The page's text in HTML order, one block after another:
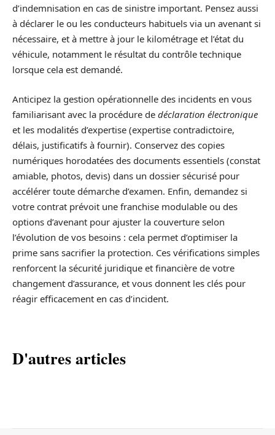
d’indemnisation en cas de sinistre important. Pensez aussi
à déclarer le ou les conducteurs habituels via un avenant si
nécessaire, et à mettre à jour le kilométrage et l’état du
véhicule, notamment le résultat du contrôle technique
lorsque cela est demandé.
Anticipez la gestion opérationnelle des incidents en vous
familiarisant avec la procédure de déclaration électronique
et les modalités d’expertise (expertise contradictoire,
délais, justificatifs à fournir). Conservez des copies
numériques horodatées des documents essentiels (constat
amiable, photos, devis) dans un dossier sécurisé pour
accélérer toute démarche d’examen. Enfin, demandez si
votre contrat prévoit une franchise modulable ou des
options d’avenant pour ajuster la couverture selon
l’évolution de vos besoins : cela permet d’optimiser la
prime sans sacrifier la protection. Ces vérifications simples
renforcent la sécurité juridique et financière de votre
changement d’assurance, et vous donnent les clés pour
réagir efficacement en cas d’incident.
D'autres articles